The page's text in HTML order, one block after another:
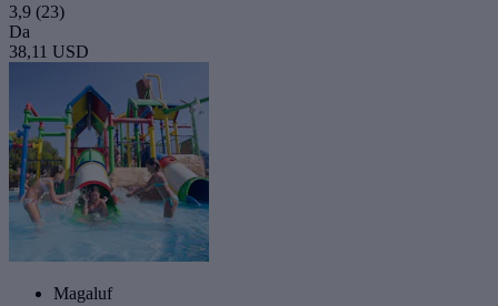
3,9 (23)
Da
38,11 USD
Magaluf